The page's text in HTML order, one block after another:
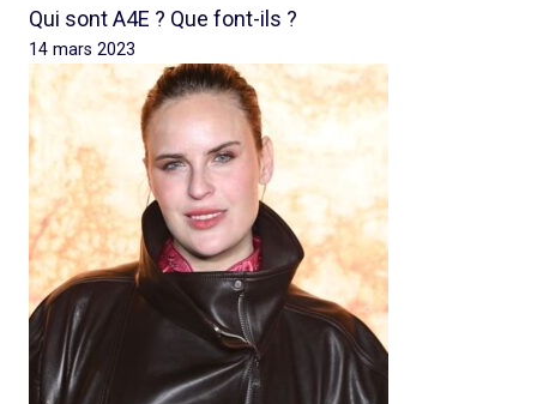
Qui sont A4E ? Que font-ils ?
14 mars 2023